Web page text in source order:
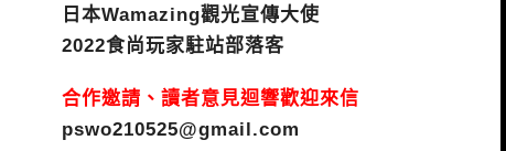
日本Wamazing觀光宣傳大使
2022食尚玩家駐站部落客
合作邀請、讀者意見迴響歡迎來信
pswo210525@gmail.com